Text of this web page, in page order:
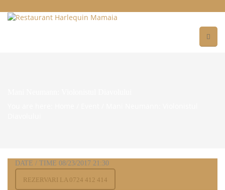
DATE / TIME 08/23/2017 21:30
REZERVARI LA 0724 412 414